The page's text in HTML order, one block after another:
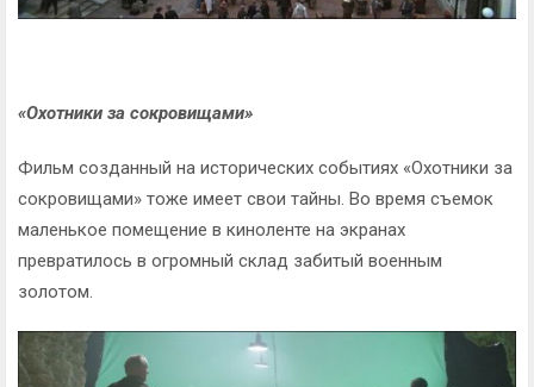
«Охотники за сокровищами»
Фильм созданный на исторических событиях «Охотники за
сокровищами» тоже имеет свои тайны. Во время съемок
маленькое помещение в киноленте на экранах
превратилось в огромный склад забитый военным
золотом.